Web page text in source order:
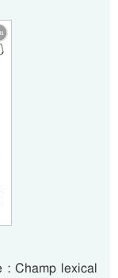
: Champ lexical